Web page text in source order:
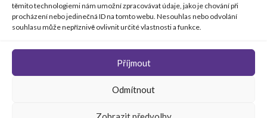
těmito technologiemi nám umožní zpracovávat údaje, jako je chování při
procházení nebo jedinečná ID na tomto webu. Nesouhlas nebo odvolání
souhlasu může nepříznivě ovlivnit určité vlastnosti a funkce.
Příjmout
Odmítnout
SVATEBNÍ DARY
© Copyright 2008 - 2026 svetsvateb.cz a dodavatelé obsahu
Všechna práva vyhrazena